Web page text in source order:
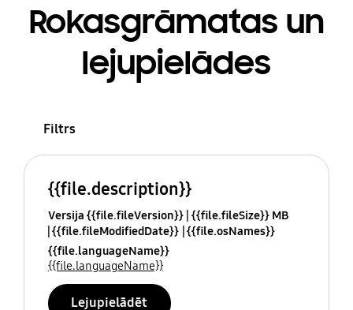
Rokasgrāmatas un
lejupielādes
Filtrs
{{file.description}}
Versija {{file.fileVersion}} {{file.fileSize}} MB
{{file.fileModifiedDate}} {{file.osNames}}
{{file.languageName}}
{{file.languageName}}
Lejupielādēt